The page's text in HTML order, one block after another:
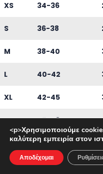
XS 34-36
S 36-38
M 38-40
L 40-42
XL 42-45
XXL 45-48
<p>Χρησιμοποιούμε
καλύτερη εμπειρία στον
Αποδέχομαι